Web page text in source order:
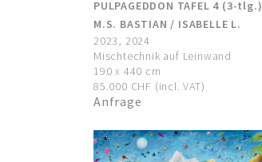
PULPAGEDDON TAFEL 4 (3-tlg.)
M.S. BASTIAN / ISABELLE L.
2023, 2024
Mischtechnik auf Leinwand
190 x 440 cm
85.000 CHF (incl. VAT)
Anfrage